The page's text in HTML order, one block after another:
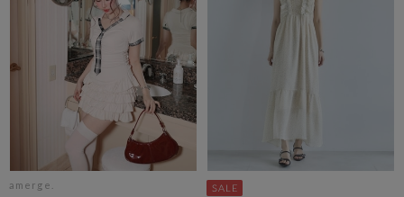
amerge.